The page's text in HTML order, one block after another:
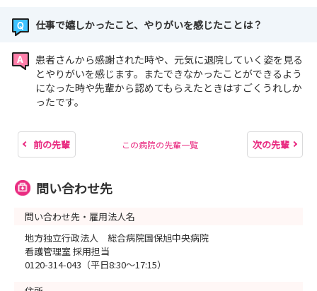
仕事で嬉しかったこと、やりがいを感じたことは？
患者さんから感謝された時や、元気に退院していく姿を見る
とやりがいを感じます。またできなかったことができるよう
になった時や先輩から認めてもらえたときはすごくうれしか
ったです。
前の先輩 この病院の先輩一覧 次の先輩
問い合わせ先
問い合わせ先・雇用法人名
地方独立行政法人 総合病院国保旭中央病院
看護管理室 採用担当
0120-314-043（平日8:30～17:15）